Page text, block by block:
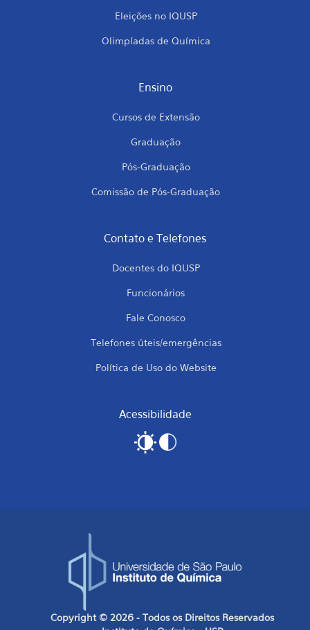
Eleições no IQUSP
Olimpíadas de Química
Ensino
Cursos de Extensão
Graduação
Pós-Graduação
Comissão de Pós-Graduação
Contato e Telefones
Docentes do IQUSP
Funcionários
Fale Conosco
Telefones úteis/emergências
Política de Uso do Website
Acessibilidade
Copyright © 2026 - Todos os Direitos Reservados